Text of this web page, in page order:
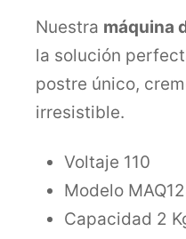
Nuestra máquina
la solución
postre único,
irresistible.
Voltaje 110
Modelo
Capacidad 2